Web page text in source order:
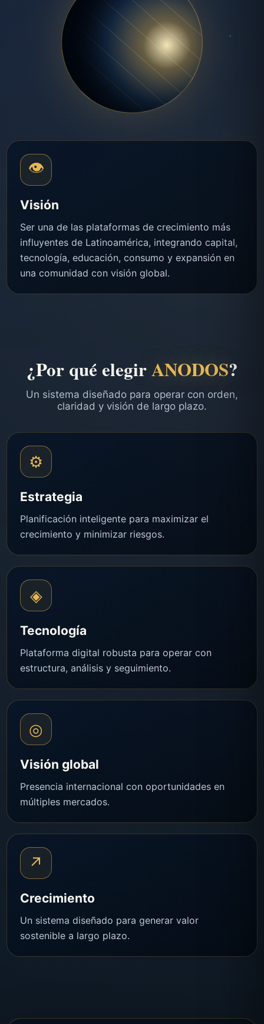
👁
Visión
Ser una de las plataformas de crecimiento más
influyentes de Latinoamérica, integrando capital,
tecnología, educación, consumo y expansión en
una comunidad con visión global.
¿Por qué elegirANODOS?
Un sistema diseñado para operar con orden,
claridad y visión de largo plazo.
⚙
Estrategia
Planificación inteligente para maximizar el
crecimiento y minimizar riesgos.
◈
Tecnología
Plataforma digital robusta para operar con
estructura, análisis y seguimiento.
◎
Visión global
Presencia internacional con oportunidades en
múltiples mercados.
↗
Crecimiento
Un sistema diseñado para generar valor
sostenible a largo plazo.